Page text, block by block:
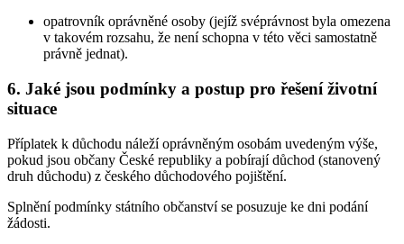
opatrovník oprávněné osoby (jejíž svéprávnost byla omezena
v takovém rozsahu, že není schopna v této věci samostatně
právně jednat).
6. Jaké jsou podmínky a postup pro řešení životní
situace
Příplatek k důchodu náleží oprávněným osobám uvedeným výše,
pokud jsou občany České republiky a pobírají důchod (stanovený
druh důchodu) z českého důchodového pojištění.
Splnění podmínky státního občanství se posuzuje ke dni podání
žádosti.